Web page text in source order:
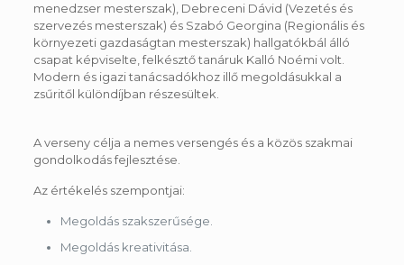
menedzser mesterszak), Debreceni Dávid (Vezetés és
szervezés mesterszak) és Szabó Georgina (Regionális és
környezeti gazdaságtan mesterszak) hallgatókbál álló
csapat képviselte, felkésztő tanáruk Kalló Noémi volt.
Modern és igazi tanácsadókhoz illő megoldásukkal a
zsűritől különdíjban részesültek.
A verseny célja a nemes versengés és a közös szakmai
gondolkodás fejlesztése.
Az értékelés szempontjai:
Megoldás szakszerűsége.
Megoldás kreativitása.